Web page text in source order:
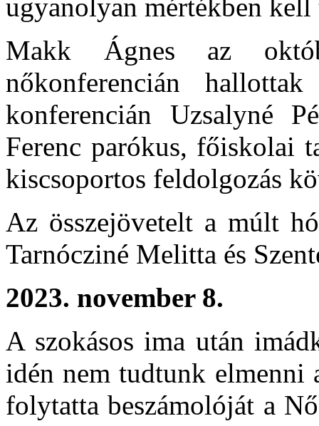
ugyanolyan mértékben
Makk Ágnes az
nőkonferencián
konferencián Uzsalyné
Ferenc parókus, főiskolai
kiscsoportos feldolgozás
Az összejövetelt a múlt
Tarnócziné Melitta és
2023. november 8.
A szokásos ima után
idén nem tudtunk elmenni
folytatta beszámolóját a